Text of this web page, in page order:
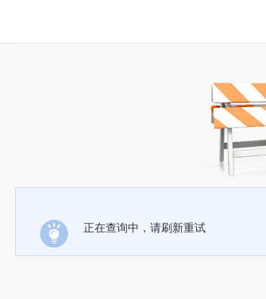
正在查询中，请刷新重试